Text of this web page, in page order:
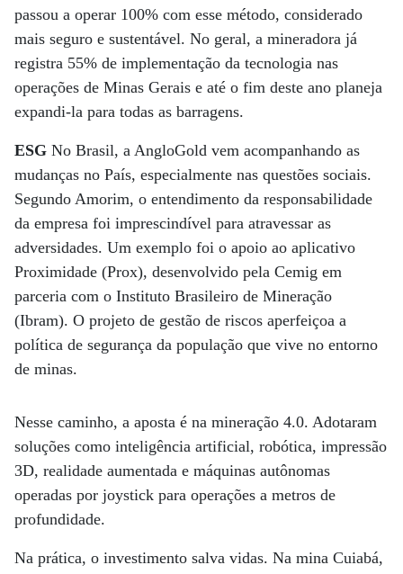
passou a operar 100% com esse método, considerado
mais seguro e sustentável. No geral, a mineradora já
registra 55% de implementação da tecnologia nas
operações de Minas Gerais e até o fim deste ano planeja
expandi-la para todas as barragens.
ESG No Brasil, a AngloGold vem acompanhando as
mudanças no País, especialmente nas questões sociais.
Segundo Amorim, o entendimento da responsabilidade
da empresa foi imprescindível para atravessar as
adversidades. Um exemplo foi o apoio ao aplicativo
Proximidade (Prox), desenvolvido pela Cemig em
parceria com o Instituto Brasileiro de Mineração
(Ibram). O projeto de gestão de riscos aperfeiçoa a
política de segurança da população que vive no entorno
de minas.
Nesse caminho, a aposta é na mineração 4.0. Adotaram
soluções como inteligência artificial, robótica, impressão
3D, realidade aumentada e máquinas autônomas
operadas por joystick para operações a metros de
profundidade.
Na prática, o investimento salva vidas. Na mina Cuiabá,